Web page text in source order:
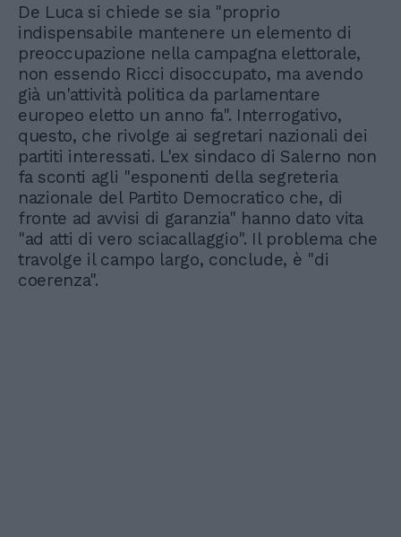
De Luca si chiede se sia "proprio
indispensabile mantenere un elemento di
preoccupazione nella campagna elettorale,
non essendo Ricci disoccupato, ma avendo
già un'attività politica da parlamentare
europeo eletto un anno fa". Interrogativo,
questo, che rivolge ai segretari nazionali dei
partiti interessati. L'ex sindaco di Salerno non
fa sconti agli "esponenti della segreteria
nazionale del Partito Democratico che, di
fronte ad avvisi di garanzia" hanno dato vita
"ad atti di vero sciacallaggio". Il problema che
travolge il campo largo, conclude, è "di
coerenza".